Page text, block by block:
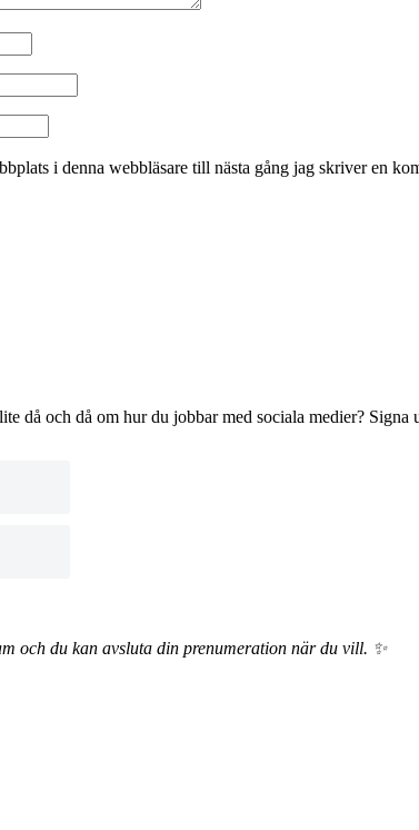
i denna webbläsare till nästa gång jag skriver en
då och då om hur du jobbar med sociala medier? Signa
och du kan avsluta din prenumeration när du vill. ✨